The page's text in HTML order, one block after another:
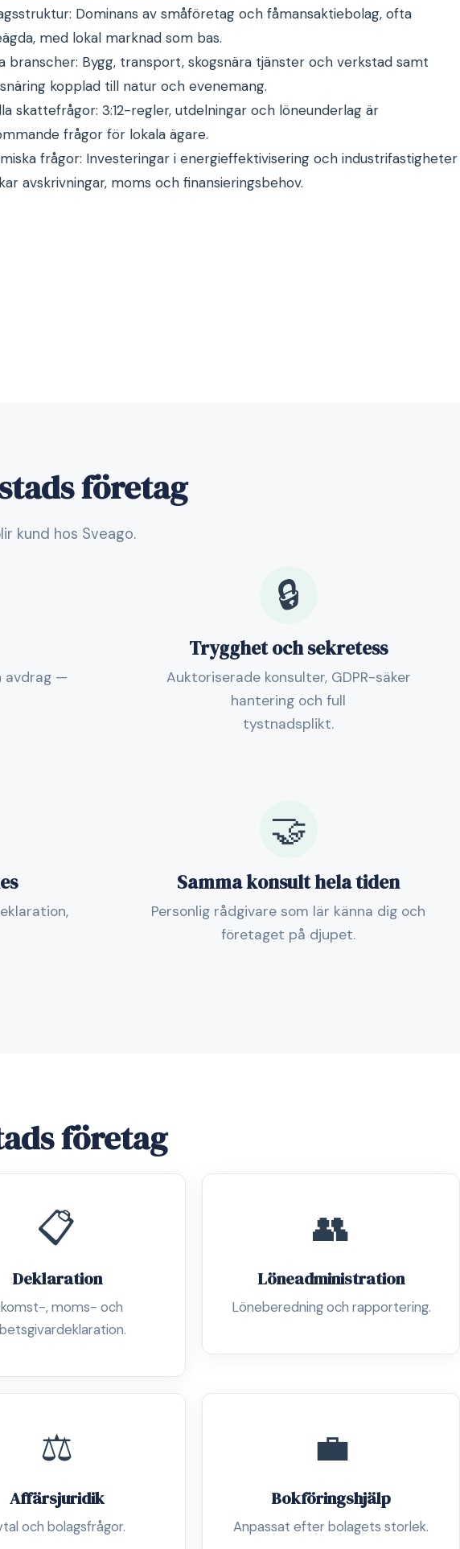
Dominans av småföretag och fåmansaktiebolag, ofta
med lokal marknad som bas.
branscher: Bygg, transport, skogsnära tjänster och verkstad samt
kopplad till natur och evenemang.
skattefrågor: 3:12-regler, utdelningar och löneunderlag är
frågor för lokala ägare.
frågor: Investeringar i energieffektivisering och industrifastigheter
avskrivningar, moms och finansieringsbehov.
företag
kund hos Sveago.
avdrag —
🔒
Trygghet och sekretess
Auktoriserade konsulter, GDPR-säker
hantering och full
tystnadsplikt.
🤝
Samma konsult hela tiden
Personlig rådgivare som lär känna dig och
företaget på djupet.
företag
📋
Deklaration
, moms- och
👥
Löneadministration
Löneberedning och rapportering.
⚖️
Affärsjuridik
och bolagsfrågor.
💼
Bokföringshjälp
Anpassat efter bolagets storlek.